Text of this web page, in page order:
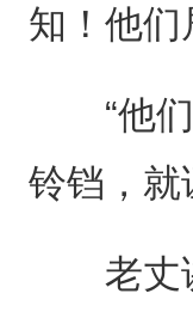
知！他们
“他们
铃铛，就
老丈讲